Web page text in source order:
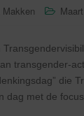
Makken Maart
transgender-
die
dag met de